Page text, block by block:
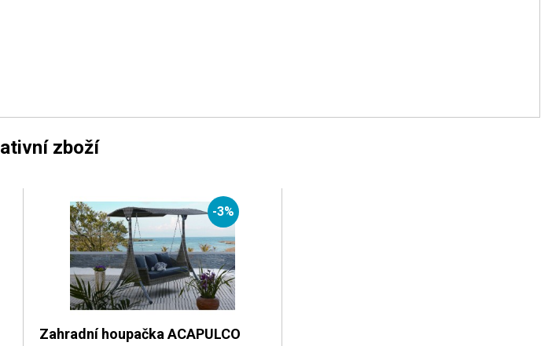
zboží
-3%
Zahradní houpačka ACAPULCO